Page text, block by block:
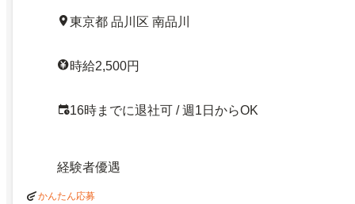
東京都 品川区 南品川
時給2,500円
16時までに退社可 / 週1日からOK
経験者優遇
かんたん応募